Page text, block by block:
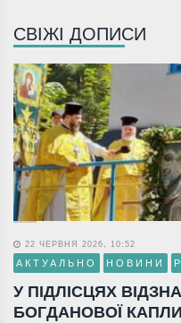
СВІЖІ ДОПИСИ
22 ЧЕРВНЯ 2026, 10:52
АКТУАЛЬНО НОВИНИ
У ПІДЛІСЦЯХ
БОГДАНОВОЇ